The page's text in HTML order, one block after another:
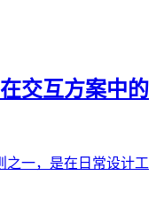
交互方案中的
之一，是在日常设计工